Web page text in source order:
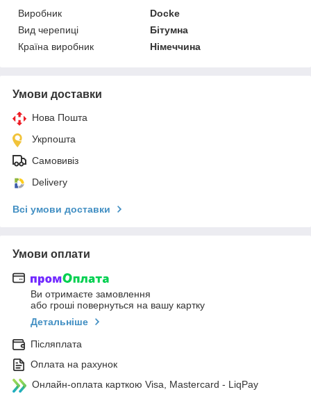
Виробник
Docke
Вид черепиці
Бітумна
Країна виробник
Німеччина
Умови доставки
Нова Пошта
Укрпошта
Самовивіз
Delivery
Всі умови доставки
Умови оплати
Ви отримаєте замовлення
або гроші повернуться на вашу картку
Детальніше
Післяплата
Оплата на рахунок
Онлайн-оплата карткою Visa, Mastercard - LiqPay